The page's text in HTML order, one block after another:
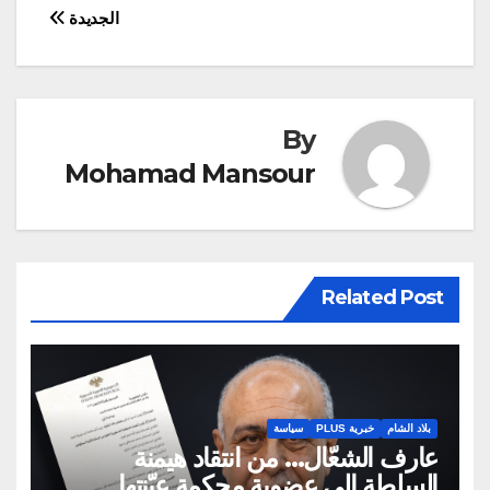
الجديدة
By
Mohamad Mansour
Related Post
بلاد الشام خبرية PLUS سياسة
عارف الشعّال… من انتقاد هيمنة